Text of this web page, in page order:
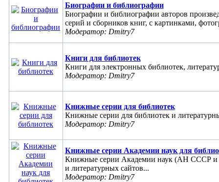
Биографии и библиографии
Биографии и библиографии авторов
серий и сборников книг, с картинками,
Модератор: Dmitry7
Книги для библиотек
Книги для электронных библиотек,
Модератор: Dmitry7
Книжные серии для библиотек
Книжные серии для библиотек и
Модератор: Dmitry7
Книжные серии Академии наук для
Книжные серии Академии наук (АН СССР и
и литературных сайтов...
Модератор: Dmitry7